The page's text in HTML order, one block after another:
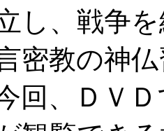
し、戦争
密教の神
回、ＤＶ